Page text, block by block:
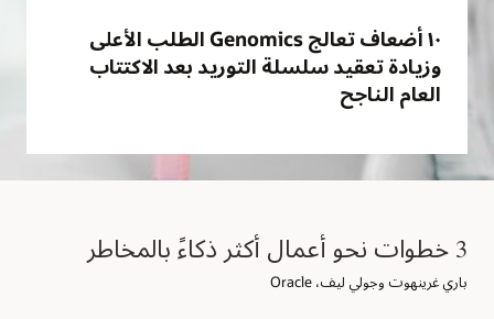
١٠ أضعاف تعالج Genomics الطلب الأعلى
وزيادة تعقيد سلسلة التوريد بعد الاكتتاب
العام الناجح
3 خطوات نحو أعمال أكثر ذكاءً بالمخاطر
باري غرينهوت وجولي ليف، Oracle